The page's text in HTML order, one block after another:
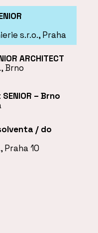
s.r.o., Praha
ARCHITECT
Brno
– Brno
/ do
Praha 10